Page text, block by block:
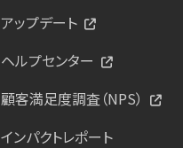
アップデート
ヘルプセンター
顧客満足度調査（NPS）
インパクトレポート